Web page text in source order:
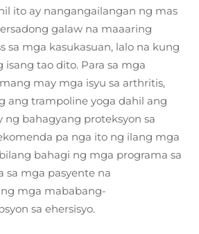
ito ay nangangailangan ng mas
galaw na maaaring
sa mga kasukasuan, lalo na kung
isang tao dito. Para sa mga
may mga isyu sa arthritis,
ang trampoline yoga dahil ang
ng bahagyang proteksyon sa
pa nga ito ng ilang mga
bahagi ng mga programa sa
sa mga pasyente na
mga mababang-
sa ehersisyo.